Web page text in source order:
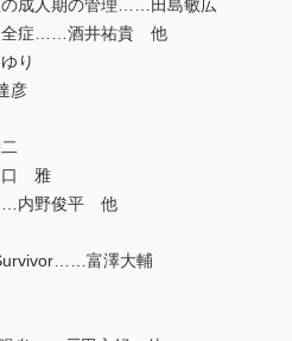
成人期の管理……田島敏広
全症……酒井祐貴 他
り
彦
口 雅
内野俊平 他
富澤大輔